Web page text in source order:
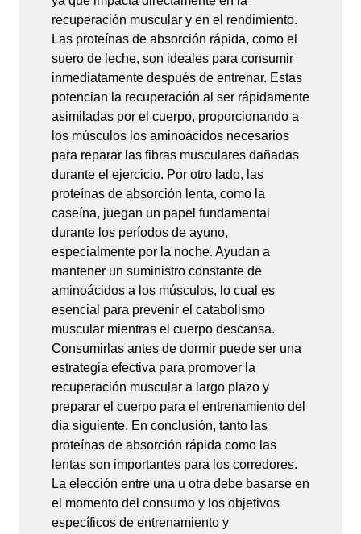
recuperación muscular y en el rendimiento.
Las proteínas de absorción rápida, como el
suero de leche, son ideales para consumir
inmediatamente después de entrenar. Estas
potencian la recuperación al ser rápidamente
asimiladas por el cuerpo, proporcionando a
los músculos los aminoácidos necesarios
para reparar las fibras musculares dañadas
durante el ejercicio. Por otro lado, las
proteínas de absorción lenta, como la
caseína, juegan un papel fundamental
durante los períodos de ayuno,
especialmente por la noche. Ayudan a
mantener un suministro constante de
aminoácidos a los músculos, lo cual es
esencial para prevenir el catabolismo
muscular mientras el cuerpo descansa.
Consumirlas antes de dormir puede ser una
estrategia efectiva para promover la
recuperación muscular a largo plazo y
preparar el cuerpo para el entrenamiento del
día siguiente. En conclusión, tanto las
proteínas de absorción rápida como las
lentas son importantes para los corredores.
La elección entre una u otra debe basarse en
el momento del consumo y los objetivos
específicos de entrenamiento y